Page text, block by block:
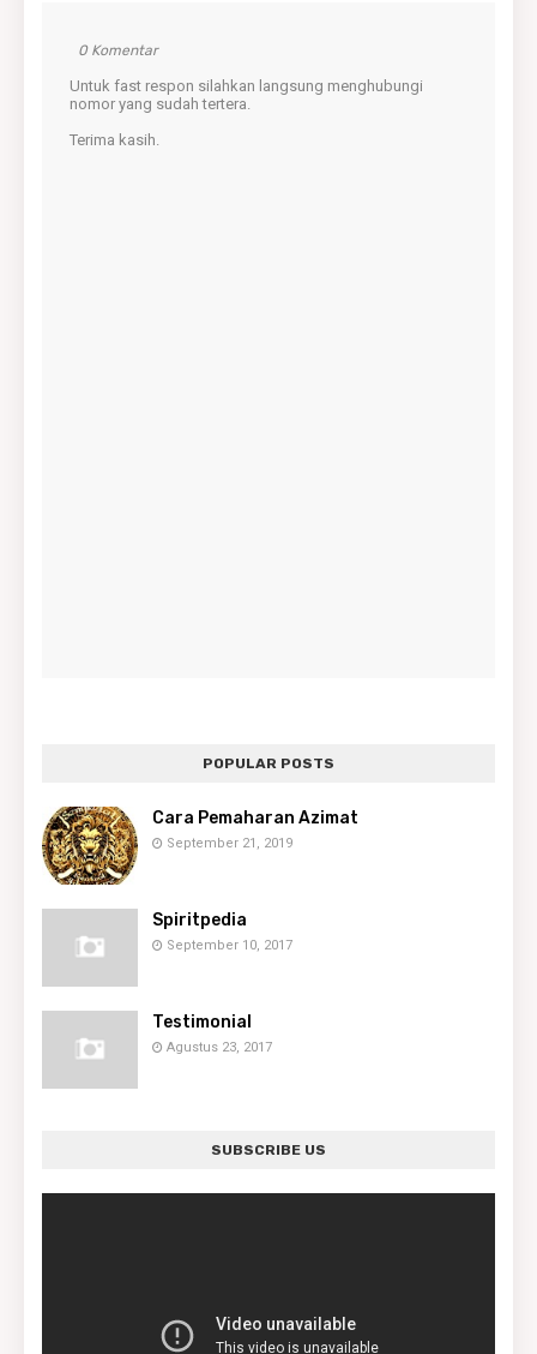
0 Komentar
Untuk fast respon silahkan langsung menghubungi
nomor yang sudah tertera.
Terima kasih.
POPULAR POSTS
Cara Pemaharan Azimat
September 21, 2019
Spiritpedia
September 10, 2017
Testimonial
Agustus 23, 2017
SUBSCRIBE US